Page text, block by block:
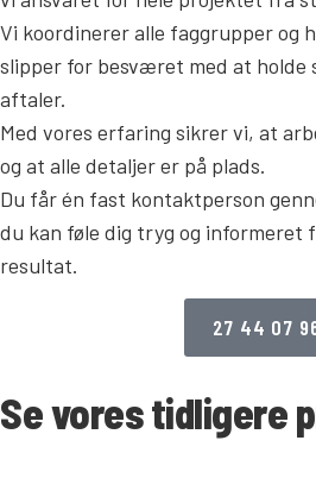
Vi koordinerer alle faggrupper og
slipper for besværet med at holde
aftaler.
Med vores erfaring sikrer vi, at
og at alle detaljer er på plads.
Du får én fast kontaktperson
du kan føle dig tryg og
resultat.
27 44 07
Se vores tidligere